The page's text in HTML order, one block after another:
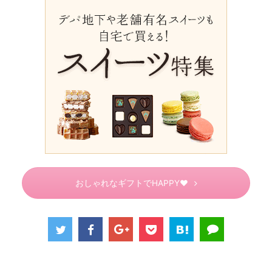
おしゃれなギフトでHAPPY♥